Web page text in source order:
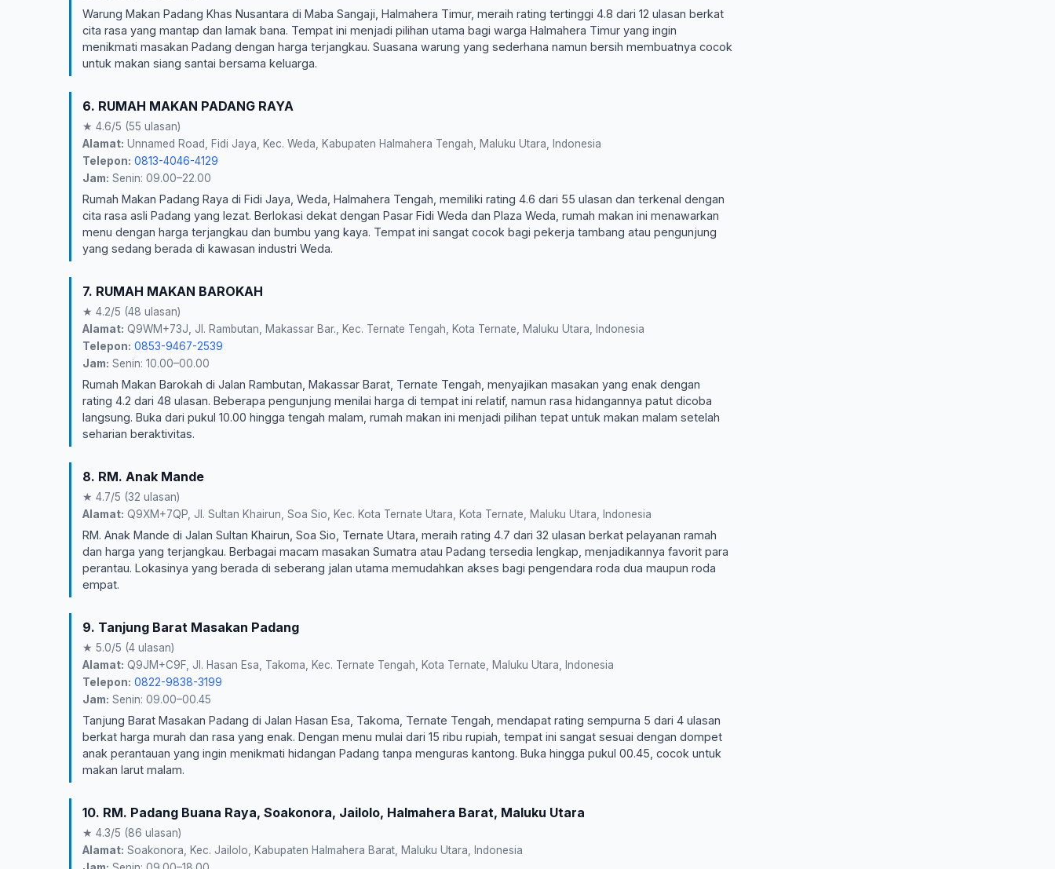
Warung Makan Padang Khas Nusantara di Maba Sangaji, Halmahera Timur, meraih rating tertinggi 4.8 dari 12 ulasan berkat
cita rasa yang mantap dan lamak bana. Tempat ini menjadi pilihan utama bagi warga Halmahera Timur yang ingin
menikmati masakan Padang dengan harga terjangkau. Suasana warung yang sederhana namun bersih membuatnya cocok
untuk makan siang santai bersama keluarga.
6. RUMAH MAKAN PADANG RAYA
★ 4.6/5 (55 ulasan)
Alamat: Unnamed Road, Fidi Jaya, Kec. Weda, Kabupaten Halmahera Tengah, Maluku Utara, Indonesia
Telepon: 0813-4046-4129
Jam: Senin: 09.00–22.00
Rumah Makan Padang Raya di Fidi Jaya, Weda, Halmahera Tengah, memiliki rating 4.6 dari 55 ulasan dan terkenal dengan
cita rasa asli Padang yang lezat. Berlokasi dekat dengan Pasar Fidi Weda dan Plaza Weda, rumah makan ini menawarkan
menu dengan harga terjangkau dan bumbu yang kaya. Tempat ini sangat cocok bagi pekerja tambang atau pengunjung
yang sedang berada di kawasan industri Weda.
7. RUMAH MAKAN BAROKAH
★ 4.2/5 (48 ulasan)
Alamat: Q9WM+73J, Jl. Rambutan, Makassar Bar., Kec. Ternate Tengah, Kota Ternate, Maluku Utara, Indonesia
Telepon: 0853-9467-2539
Jam: Senin: 10.00–00.00
Rumah Makan Barokah di Jalan Rambutan, Makassar Barat, Ternate Tengah, menyajikan masakan yang enak dengan
rating 4.2 dari 48 ulasan. Beberapa pengunjung menilai harga di tempat ini relatif, namun rasa hidangannya patut dicoba
langsung. Buka dari pukul 10.00 hingga tengah malam, rumah makan ini menjadi pilihan tepat untuk makan malam setelah
seharian beraktivitas.
8. RM. Anak Mande
★ 4.7/5 (32 ulasan)
Alamat: Q9XM+7QP, Jl. Sultan Khairun, Soa Sio, Kec. Kota Ternate Utara, Kota Ternate, Maluku Utara, Indonesia
RM. Anak Mande di Jalan Sultan Khairun, Soa Sio, Ternate Utara, meraih rating 4.7 dari 32 ulasan berkat pelayanan ramah
dan harga yang terjangkau. Berbagai macam masakan Sumatra atau Padang tersedia lengkap, menjadikannya favorit para
perantau. Lokasinya yang berada di seberang jalan utama memudahkan akses bagi pengendara roda dua maupun roda
empat.
9. Tanjung Barat Masakan Padang
★ 5.0/5 (4 ulasan)
Alamat: Q9JM+C9F, Jl. Hasan Esa, Takoma, Kec. Ternate Tengah, Kota Ternate, Maluku Utara, Indonesia
Telepon: 0822-9838-3199
Jam: Senin: 09.00–00.45
Tanjung Barat Masakan Padang di Jalan Hasan Esa, Takoma, Ternate Tengah, mendapat rating sempurna 5 dari 4 ulasan
berkat harga murah dan rasa yang enak. Dengan menu mulai dari 15 ribu rupiah, tempat ini sangat sesuai dengan dompet
anak perantauan yang ingin menikmati hidangan Padang tanpa menguras kantong. Buka hingga pukul 00.45, cocok untuk
makan larut malam.
10. RM. Padang Buana Raya, Soakonora, Jailolo, Halmahera Barat, Maluku Utara
★ 4.3/5 (86 ulasan)
Alamat: Soakonora, Kec. Jailolo, Kabupaten Halmahera Barat, Maluku Utara, Indonesia